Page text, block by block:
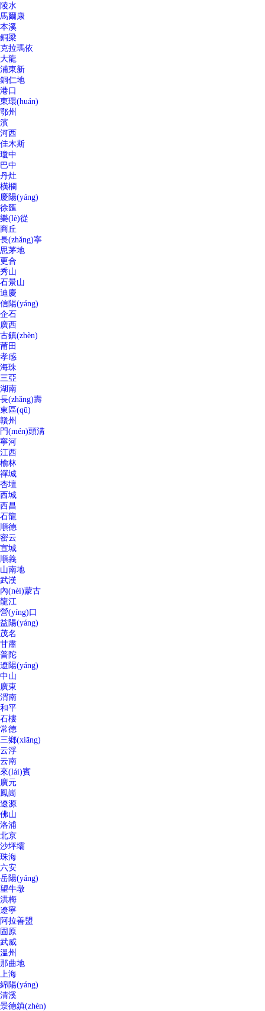
陵水
馬爾康
本溪
銅梁
克拉瑪依
大龍
浦東新
銅仁地
港口
東環(huán)
鄂州
濱
河西
佳木斯
瓊中
巴中
丹灶
橫欄
慶陽(yáng)
徐匯
樂(lè)從
商丘
長(zhǎng)寧
思茅地
更合
秀山
石景山
迪慶
信陽(yáng)
企石
廣西
古鎮(zhèn)
莆田
孝感
海珠
三亞
湖南
長(zhǎng)壽
東區(qū)
贛州
門(mén)頭溝
寧河
江西
榆林
禪城
杏壇
西城
西昌
石龍
順德
密云
宣城
順義
山南地
武漢
內(nèi)蒙古
龍江
營(yíng)口
益陽(yáng)
茂名
甘肅
普陀
遼陽(yáng)
中山
廣東
渭南
和平
石樓
常德
三鄉(xiāng)
云浮
云南
來(lái)賓
廣元
鳳崗
遼源
佛山
洛浦
北京
沙坪壩
珠海
六安
岳陽(yáng)
望牛墩
洪梅
遼寧
阿拉善盟
固原
武威
溫州
那曲地
上海
綿陽(yáng)
清溪
景德鎮(zhèn)